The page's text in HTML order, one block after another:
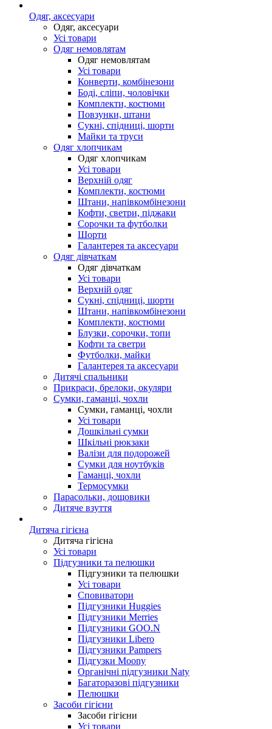
Одяг, аксесуари
Одяг, аксесуари
Усі товари
Одяг немовлятам
Одяг немовлятам
Усі товари
Конверти, комбінезони
Боді, сліпи, чоловічки
Комплекти, костюми
Повзунки, штани
Сукні, спідниці, шорти
Майки та труси
Одяг хлопчикам
Одяг хлопчикам
Усі товари
Верхній одяг
Комплекти, костюми
Штани, напівкомбінезони
Кофти, светри, піджаки
Сорочки та футболки
Шорти
Галантерея та аксесуари
Одяг дівчаткам
Одяг дівчаткам
Усі товари
Верхній одяг
Сукні, спідниці, шорти
Штани, напівкомбінезони
Комплекти, костюми
Блузки, сорочки, топи
Кофти та светри
Футболки, майки
Галантерея та аксесуари
Дитячі спальники
Прикраси, брелоки, окуляри
Сумки, гаманці, чохли
Сумки, гаманці, чохли
Усі товари
Дошкільні сумки
Шкільні рюкзаки
Валізи для подорожей
Сумки для ноутбуків
Гаманці, чохли
Термосумки
Парасольки, дощовики
Дитяче взуття
Дитяча гігієна
Дитяча гігієна
Усі товари
Підгузники та пелюшки
Підгузники та пелюшки
Усі товари
Сповиватори
Підгузники Huggies
Підгузники Merries
Підгузники GOO.N
Підгузники Libero
Підгузники Pampers
Підгузки Moony
Органічні підгузники Naty
Багаторазові підгузники
Пелюшки
Засоби гігієни
Засоби гігієни
Усі товари